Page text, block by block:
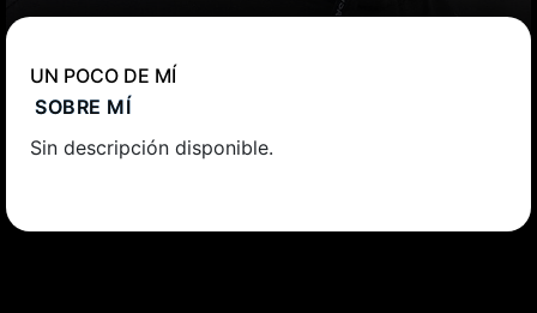
UN POCO DE MÍ
SOBRE MÍ
Sin descripción disponible.